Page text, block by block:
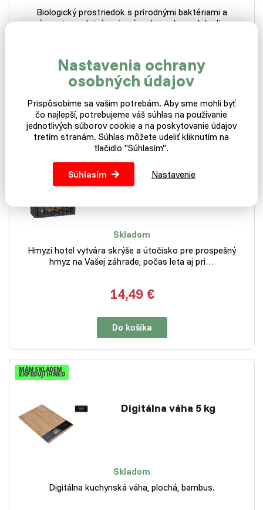
Biologický prostriedok s prírodnými baktériami a
enzýmami na odstránenie zápachu v chovoch hydiny.…
6,49 €
Do košíka
MÁM SKLADEM
EXPEDUJI IHNED
Hmyzí hotel čierne drevo
Skladom
Hmyzí hotel vytvára skrýše a útočisko pre prospešný
hmyz na Vašej záhrade, počas leta aj pri…
14,49 €
Do košíka
MÁM SKLADEM
EXPEDUJI IHNED
Digitálna váha 5 kg
Skladom
Digitálna kuchynská váha, plochá, bambus.
Nastavenia ochrany
osobných údajov
Prispôsobíme sa vašim potrebám. Aby sme mohli byť
čo najlepší, potrebujeme váš súhlas na používanie
jednotlivých súborov cookie a na poskytovanie údajov
tretím stranám. Súhlas môžete udeliť kliknutím na
tlačidlo "Súhlasím".
Súhlasím Nastavenie